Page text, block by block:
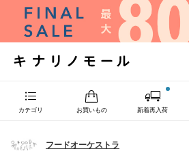
カテゴリ お買いもの 新着再入荷
フードオーケストラ